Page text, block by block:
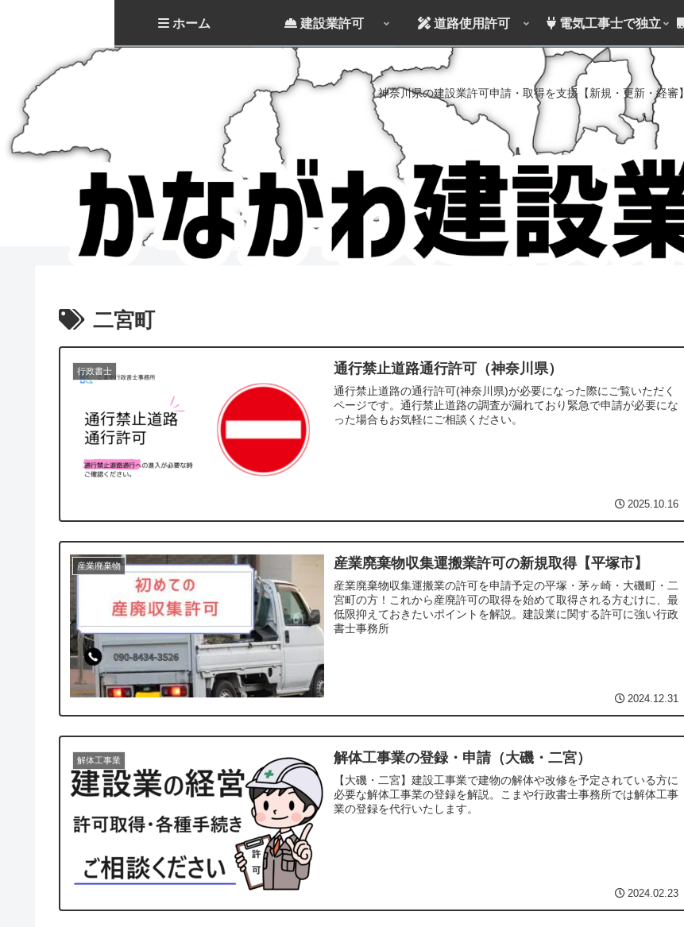
神奈川県の建設業許可申請・取得を支援【新規・更新・経審】
ホーム 建設業許可 道路使用許可 電気工事士で独立
二宮町
行政書士 通行禁止道路通行許可（神奈川県）
通行禁止道路の通行許可(神奈川県)が必要になった際にご覧いただく
ページです。通行禁止道路の調査が漏れており緊急で申請が必要にな
った場合もお気軽にご相談ください。
2025.10.16
産業廃棄物 産業廃棄物収集運搬業許可の新規取得【平塚市】
産業廃棄物収集運搬業の許可を申請予定の平塚・茅ヶ崎・大磯町・二
宮町の方！これから産廃許可の取得を始めて取得される方むけに、最
低限抑えておきたいポイントを解説。建設業に関する許可に強い行政
書士事務所
2024.12.31
解体工事業 解体工事業の登録・申請（大磯・二宮）
【大磯・二宮】建設工事業で建物の解体や改修を予定されている方に
必要な解体工事業の登録を解説。こまや行政書士事務所では解体工事
業の登録を代行いたします。
2024.02.23